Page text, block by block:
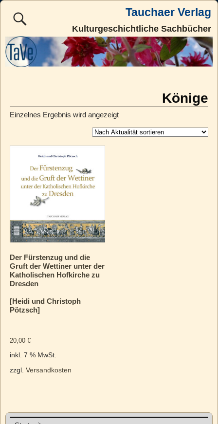
Tauchaer Verlag
Kulturgeschichtliche Sachbücher
Könige
Einzelnes Ergebnis wird angezeigt
Der Fürstenzug und die
Gruft der Wettiner unter der
Katholischen Hofkirche zu
Dresden
[Heidi und Christoph
Pötzsch]
20,00 €
inkl. 7 % MwSt.
zzgl. Versandkosten